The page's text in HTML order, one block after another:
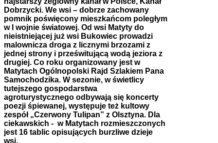
Dobrzycki. We wsi – dobrze zachowany
pomnik poświęcony mieszkańcom poległym
w I wojnie światowej. Od wsi Matyty do
nieistniejącej już wsi Bukowiec prowadzi
malownicza droga z licznymi brzozami z
jednej strony i prześwitującą wodą jeziora z
drugiej. Co roku organizowany jest w
Matytach Ogólnopolski Rajd Szlakiem Pana
Samochodzika. W sezonie, w świetlicy
tutejszego gospodarstwa
agroturystycznego odbywają się koncerty
poezji śpiewanej, występuje też kultowy
zespół „Czerwony Tulipan” z Olsztyna. Dla
ciekawskich - w Matytach rozmieszczonych
jest 16 tablic opisujących burzliwe dzieje
wsi.